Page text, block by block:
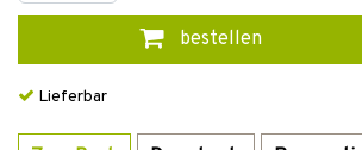
bestellen
Lieferbar